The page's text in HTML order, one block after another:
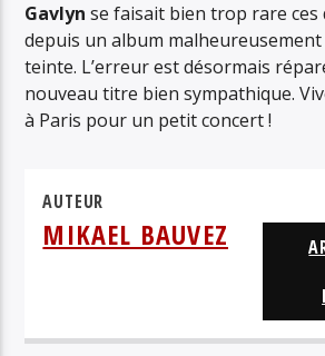
Gavlyn se faisait bien trop rare ces
depuis un album
teinte. L’erreur est désormais
nouveau titre bien sympathique.
à Paris pour un petit concert !
AUTEUR
MIKAEL BAUVEZ